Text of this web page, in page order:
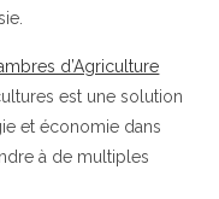
d’Agriculture
est une solution
et économie dans
à de multiples